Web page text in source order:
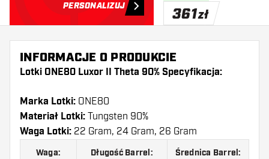
PERSONALIZUJ 361zł
INFORMACJE O PRODUKCIE
Lotki ONE80 Luxor II Theta 90% Specyfikacja:
Marka Lotki: ONE80
Materiał Lotki: Tungsten 90%
Waga Lotki: 22 Gram, 24 Gram, 26 Gram
Waga: Długość Barrel: Średnica Barrel: